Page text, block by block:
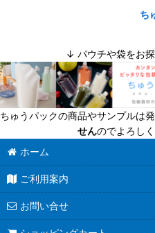
ち
↓ パウチや袋をお
ちゅうパックの商品やサンプルは
せんのでよろし
ホーム
ご利用案内
お問い合せ